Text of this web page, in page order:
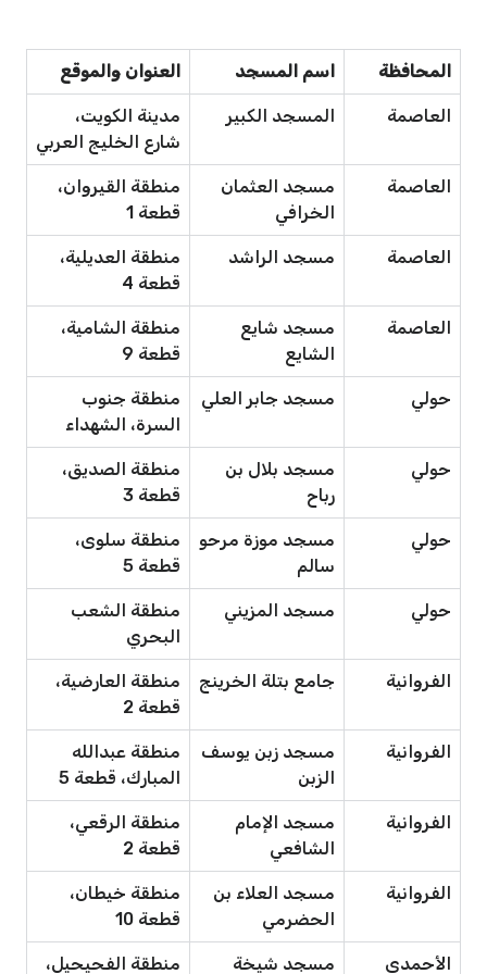
المحافظة اسم المسجد العنوان والموقع
العاصمة المسجد الكبير
مدينة الكويت،
شارع الخليج العربي
العاصمة
مسجد العثمان
الخرافي
منطقة القيروان،
قطعة 1
العاصمة مسجد الراشد
منطقة العديلية،
قطعة 4
العاصمة
مسجد شايع
الشايع
منطقة الشامية،
قطعة 9
حولي مسجد جابر العلي
منطقة جنوب
السرة، الشهداء
حولي
مسجد بلال بن
رباح
منطقة الصديق،
قطعة 3
حولي
مسجد موزة مرحو
سالم
منطقة سلوى،
قطعة 5
حولي مسجد المزيني
منطقة الشعب
البحري
الفروانية جامع بتلة الخرينج
منطقة العارضية،
قطعة 2
الفروانية
مسجد زبن يوسف
الزبن
منطقة عبدالله
المبارك، قطعة 5
الفروانية
مسجد الإمام
الشافعي
منطقة الرقعي،
قطعة 2
الفروانية
مسجد العلاء بن
الحضرمي
منطقة خيطان،
قطعة 10
الأحمدي مسجد شيخة منطقة الفحيحيل،